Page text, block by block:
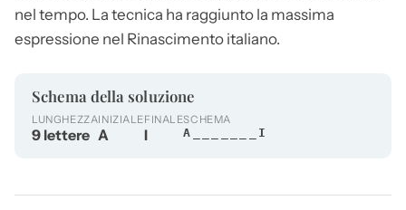
nel tempo. La tecnica ha raggiunto la massima
espressione nel Rinascimento italiano.
Schema della soluzione
LUNGHEZZA
9 lettere
INIZIALE
A
FINALE
I
SCHEMA
A_______I